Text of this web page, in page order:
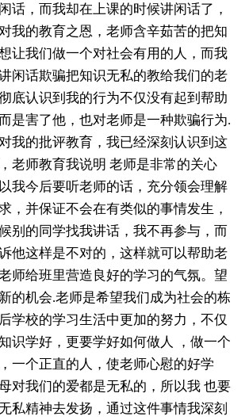
话，而我却在上课的时候讲闲话了，
我的教育之恩，老师含辛茹苦的把知
让我们做一个对社会有用的人，而我
闲话欺骗把知识无私的教给我们的老
底认识到我的行为不仅没有起到帮助
是害了他，也对老师是一种欺骗行为.
我的批评教育，我已经深刻认识到这
老师教育我说明 老师是非常的关心
我今后要听老师的话，充分领会理解
，并保证不会在有类似的事情发生，
别的同学找我讲话，我不再参与，而
他这样是不对的，这样就可以帮助老
师给班里营造良好的学习的气氛。望
的机会.老师是希望我们成为社会的栋
学校的学习生活中更加的努力，不仅
识学好，更要学好如何做人 ，做一个
一个正直的人，使老师心慰的好学
对我们的爱都是无私的，所以我 也要
私精神去发扬，通过这件事情我深刻